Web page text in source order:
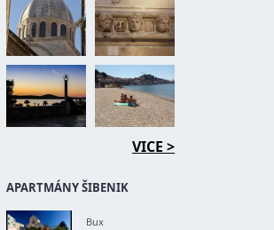
VICE >
APARTMÁNY ŠIBENIK
Bux